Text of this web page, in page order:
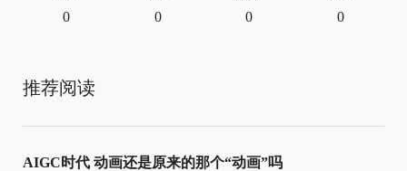
0 0 0 0
推荐阅读
AIGC时代 动画还是原来的那个“动画”吗